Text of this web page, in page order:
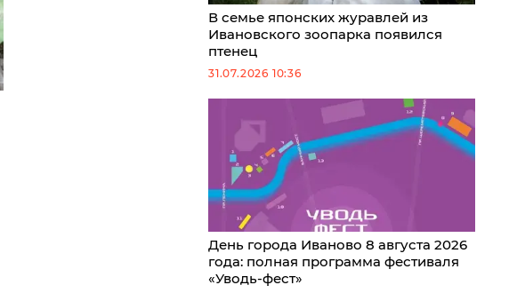
В семье японских журавлей из
Ивановского зоопарка появился
птенец
31.07.2026 10:36
День города Иваново 8 августа 2026
года: полная программа фестиваля
«Уводь-фест»